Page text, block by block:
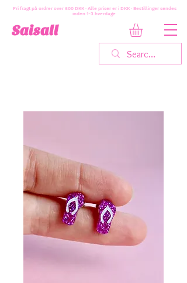
Saisall
Fri fragt på ordrer over 600 DKK · Alle priser er i DKK · Bestillinger sendes
inden 1-3 hverdage